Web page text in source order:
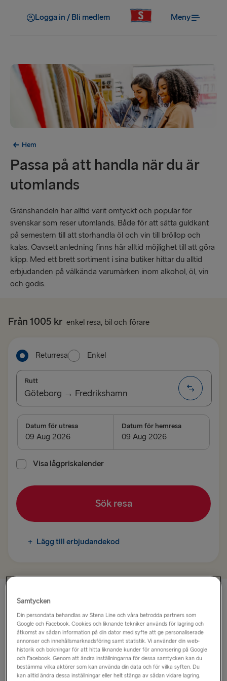
Logga in / Bli medlem Meny
Hem
Passa på att handla när du är
utomlands
Gränshandeln har alltid varit omtyckt och populär för
svenskar som reser utomlands. Både för att sätta guldkant
på semestern till att storhandla öl och vin till bröllop och
kalas. Oavsett anledning finns här alltid möjlighet till att göra
klipp. Med ett brett sortiment i sina butiker hittar du alltid
erbjudanden på välkända varumärken inom alkohol, öl, vin
och godis.
Från 1005 kr enkel resa, bil och förare
Returresa Enkel
Rutt
Göteborg → Fredrikshamn
Göteborg → Kiel
Trelleborg → Rostock
Kiel → Göteborg
Rostock → Trelleborg
TILL POLEN
Karlskrona → Gdynia
Gdynia → Karlskrona
TILL LETTLAND
Datum för utresa Datum för hemresa
Visa lågpriskalender
Sök resa
+ Lägg till erbjudandekod
BorderShop Rostock
När du rullar av färjan i Rostock har du möjlighet att stanna
vid Bordershop Rostock. Här hittar du ett stort urval av öl,
vin, sprit, godis och mer därtill. För att underlätta kan du
dessutom göra en förbeställning online så att din beställning
Samtycken
Din persondata behandlas av Stena Line och våra betrodda partners som
Google och Facebook. Cookies och liknande tekniker används för lagring och
åtkomst av sådan information på din dator med syfte att ge personaliserade
annonser och innehållsmarknadsföring samt statistik. Vi använder din web-
historik och bokningar för att hitta liknande kunder för annonsering på Google
och Facebook. Genom att ändra inställningarna för dessa samtycken kan du
bestämma vilka aktörer som kan använda din data och för vilka syften. Du
kan alltid ändra dessa inställningar eller helt stänga av sådan vidare lagring.